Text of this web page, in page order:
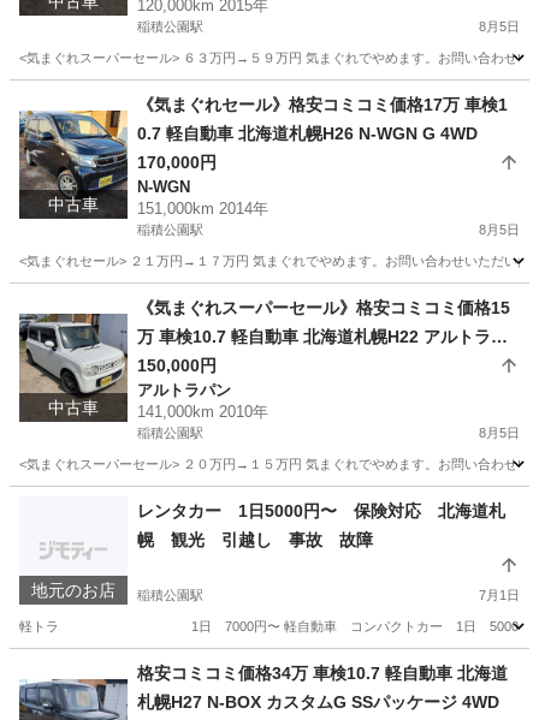
120,000km 2015年
稲積公園駅 8月5日
<気まぐれスーパーセール> ６３万円→５９万円 気まぐれでやめます。お問い合わせ
稲積公園駅 プロボックス バン
中古車
《気まぐれセール》格安コミコミ価格17万 車検1
0.7 軽自動車 北海道札幌H26 N-WGN G 4WD
170,000円
N-WGN
151,000km 2014年
稲積公園駅 8月5日
<気まぐれセール> ２１万円→１７万円 気まぐれでやめます。お問い合わせいただい
稲積公園駅 N-WGN NWGN
中古車
《気まぐれスーパーセール》格安コミコミ価格15
万 車検10.7 軽自動車 北海道札幌H22 アルトラパ
ン 4WD
150,000円
アルトラパン
141,000km 2010年
稲積公園駅 8月5日
<気まぐれスーパーセール> ２０万円→１５万円 気まぐれでやめます。お問い合わせ
稲積公園駅 アルトラパン 預かり金
地元のお店
レンタカー 1日5000円〜 保険対応 北海道札
幌 観光 引越し 事故 故障
稲積公園駅 7月1日
軽トラ 1日 7000円〜 軽自動車 コンパクトカー 1日 5000円〜 ワン
稲積公園駅 その他 レンタカー
格安コミコミ価格34万 車検10.7 軽自動車 北海道
札幌H27 N-BOX カスタムG SSパッケージ 4WD